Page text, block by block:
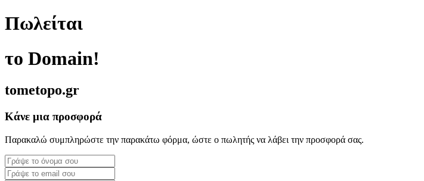
Πωλείται
το Domain!
tometopo.gr
Κάνε μια προσφορά
Παρακαλώ συμπληρώστε την παρακάτω φόρμα, ώστε ο πωλητής να λάβει την προσφορά σας.